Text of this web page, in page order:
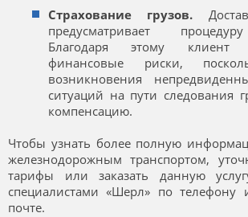
Страхование грузов.
предусматривает
Благодаря этому клиент
финансовые риски,
возникновения
ситуаций на пути следования
компенсацию.
Чтобы узнать более полную
железнодорожным транспортом,
тарифы или заказать данную
специалистами «Шерл» по телефону
почте.